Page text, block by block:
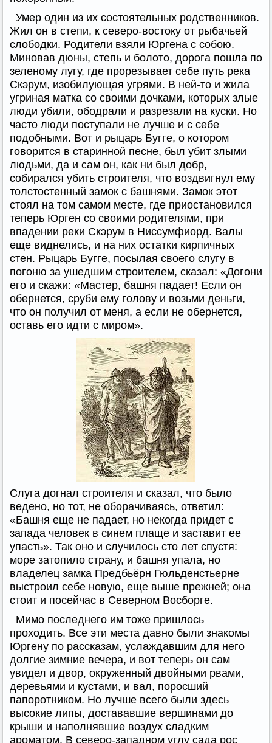
Умер один из их состоятельных родственников.
Жил он в степи, к северо-востоку от рыбачьей
слободки. Родители взяли Юргена с собою.
Миновав дюны, степь и болото, дорога пошла по
зеленому лугу, где прорезывает себе путь река
Скэрум, изобилующая угрями. В ней-то и жила
угриная матка со своими дочками, которых злые
люди убили, ободрали и разрезали на куски. Но
часто люди поступали не лучше и с себе
подобными. Вот и рыцарь Бугге, о котором
говорится в старинной песне, был убит злыми
людьми, да и сам он, как ни был добр,
собирался убить строителя, что воздвигнул ему
толстостенный замок с башнями. Замок этот
стоял на том самом месте, где приостановился
теперь Юрген со своими родителями, при
впадении реки Скэрум в Ниссумфиорд. Валы
еще виднелись, и на них остатки кирпичных
стен. Рыцарь Бугге, посылая своего слугу в
погоню за ушедшим строителем, сказал: «Догони
его и скажи: «Мастер, башня падает! Если он
обернется, сруби ему голову и возьми деньги,
что он получил от меня, а если не обернется,
оставь его идти с миром».
Слуга догнал строителя и сказал, что было
ведено, но тот, не оборачиваясь, ответил:
«Башня еще не падает, но некогда придет с
запада человек в синем плаще и заставит ее
упасть». Так оно и случилось сто лет спустя:
море затопило страну, и башня упала, но
владелец замка Предбьёрн Гюльденстьерне
выстроил себе новую, еще выше прежней; она
стоит и посейчас в Северном Восборге.
Мимо последнего им тоже пришлось
проходить. Все эти места давно были знакомы
Юргену по рассказам, услаждавшим для него
долгие зимние вечера, и вот теперь он сам
увидел и двор, окруженный двойными рвами,
деревьями и кустами, и вал, поросший
папоротником. Но лучше всего были здесь
высокие липы, достававшие вершинами до
крыши и наполнявшие воздух сладким
ароматом. В северо-западном углу сада рос